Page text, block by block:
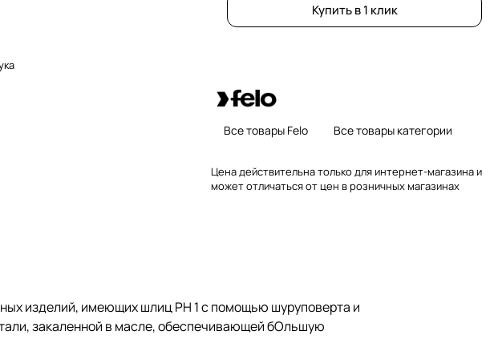
Купить в 1 клик
Все товары Felo Все товары категории
Цена действительна только для интернет-магазина и
может отличаться от цен в розничных магазинах
изделий, имеющих шлиц РН 1 с помощью шуруповерта и
закаленной в масле, обеспечивающей бОльшую